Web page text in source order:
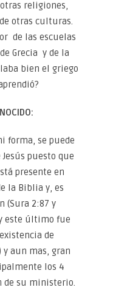
religiones,
otras culturas.
de las escuelas
Grecia y de la
bien el griego
forma, se puede
puesto que
presente en
la Biblia y, es
(Sura 2:87 y
este último fue
de
y aun mas, gran
los 4
de su ministerio.